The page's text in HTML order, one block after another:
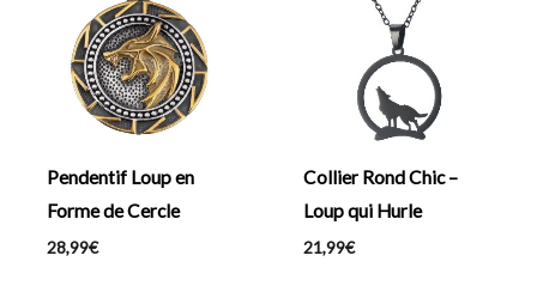
Pendentif Loup en
Forme de Cercle
28,99€
Collier Rond Chic –
Loup qui Hurle
21,99€